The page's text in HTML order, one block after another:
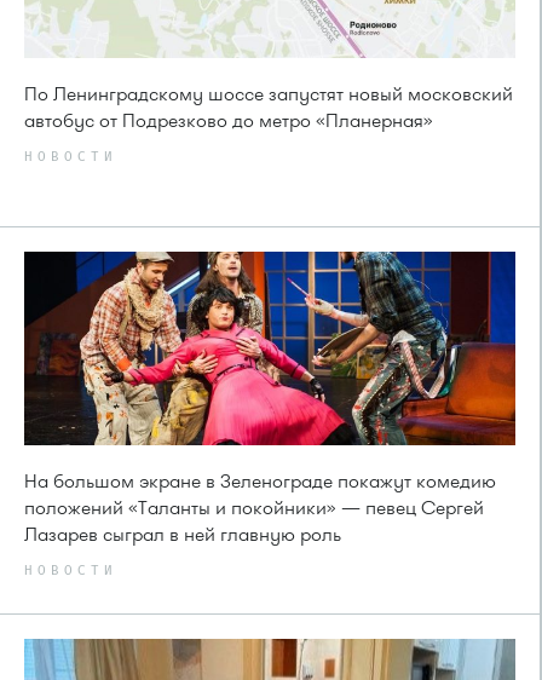
По Ленинградскому шоссе запустят новый московский
автобус от Подрезково до метро «Планерная»
НОВОСТИ
На большом экране в Зеленограде покажут комедию
положений «Таланты и покойники» — певец Сергей
Лазарев сыграл в ней главную роль
НОВОСТИ